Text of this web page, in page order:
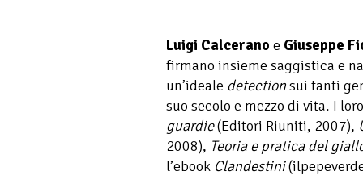
Luigi Calcerano e Giuseppe
firmano insieme saggistica e
un’ideale detectionsui tanti
suo secolo e mezzo di vita. I
guardie(Editori Riuniti, 2007),
2008), Teoria e pratica del
l’ebook Clandestini